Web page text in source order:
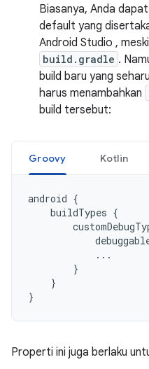
Biasanya, Anda
default yang
Android Studio ,
build.gradle .
build baru yang
harus menambahkan
build tersebut:
Groovy Kotlin
android {
buildTypes {
...
}
}
}
Properti ini juga berlaku